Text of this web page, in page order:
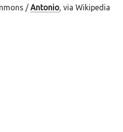
/Antonio, via Wikipedia